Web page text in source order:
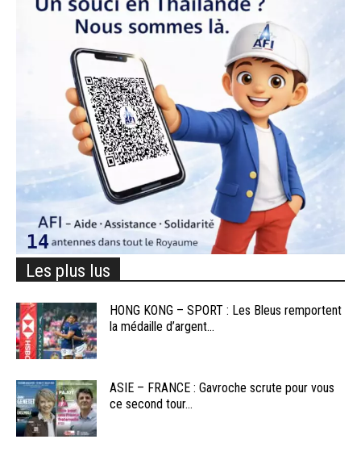
Les plus lus
HONG KONG – SPORT : Les Bleus remportent
la médaille d’argent...
ASIE – FRANCE : Gavroche scrute pour vous
ce second tour...